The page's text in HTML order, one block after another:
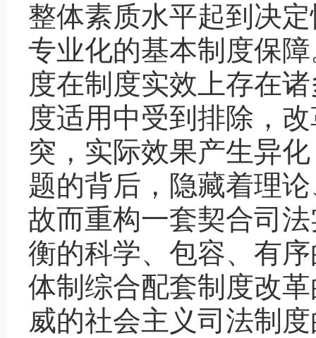
整体素质水平起到决
专业化的基本制度保
度在制度实效上存在
度适用中受到排除，
突，实际效果产生异
题的背后，隐藏着理
故而重构一套契合司
衡的科学、包容、有
体制综合配套制度改
威的社会主义司法制